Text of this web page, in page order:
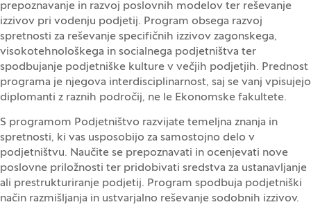
prepoznavanje in razvoj poslovnih modelov ter reševanje
izzivov pri vodenju podjetij. Program obsega razvoj
spretnosti za reševanje specifičnih izzivov zagonskega,
visokotehnološkega in socialnega podjetništva ter
spodbujanje podjetniške kulture v večjih podjetjih. Prednost
programa je njegova interdisciplinarnost, saj se vanj vpisujejo
diplomanti z raznih področij, ne le Ekonomske fakultete.
S programom Podjetništvo razvijate temeljna znanja in
spretnosti, ki vas usposobijo za samostojno delo v
podjetništvu. Naučite se prepoznavati in ocenjevati nove
poslovne priložnosti ter pridobivati sredstva za ustanavljanje
ali prestrukturiranje podjetij. Program spodbuja podjetniški
način razmišljanja in ustvarjalno reševanje sodobnih izzivov.